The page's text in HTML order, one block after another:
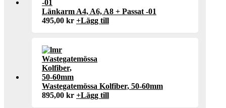
Länkarm A4, A6, A8 + Passat -01
495,00 kr +Lägg till
Wastegatemössa Kolfiber, 50-60mm
895,00 kr +Lägg till